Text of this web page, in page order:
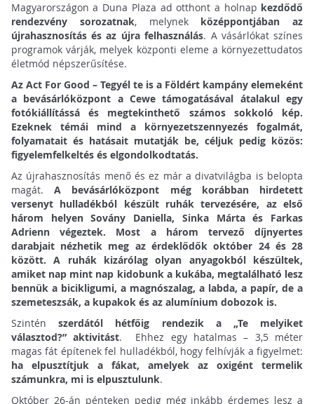
Magyarországon a Duna Plaza ad otthont a holnap kezdődő
rendezvény sorozatnak, melynekközéppontjában az
újrahasznosítás és az újra felhasználás. A vásárlókat színes
programok várják, melyek központi eleme a környezettudatos
életmód népszerűsítése.
Az Act For Good – Tegyél te is a Földért kampány elemeként
a bevásárlóközpont a Cewe támogatásával átalakul egy
fotókiállítássá és megtekinthető számos sokkoló kép.
Ezeknek témái mind a környezetszennyezés fogalmát,
folyamatait és hatásait mutatják be, céljuk pedig közös:
figyelemfelkeltés és elgondolkodtatás.
Az újrahasznosítás menő és ez már a divatvilágba is belopta
magát.A bevásárlóközpont még korábban hirdetett
versenyt hulladékból készült ruhák tervezésére, az első
három helyen Sovány Daniella, Sinka Márta és Farkas
Adrienn végeztek. Most a három tervező díjnyertes
darabjait nézhetik meg az érdeklődők október 24 és 28
között. A ruhák kizárólag olyan anyagokból készültek,
amiket nap mint nap kidobunk a kukába, megtalálható lesz
bennük a bicikligumi, a magnószalag, a labda, a papír, de a
szemeteszsák, a kupakok és az alumínium dobozok is.
Szintén szerdától hétfőig rendezik a „Te melyiket
választod?” aktivitást. Ehhez egy hatalmas – 3,5 méter
magas fát építenek fel hulladékból, hogy felhívják a figyelmet:
ha elpusztítjuk a fákat, amelyek az oxigént termelik
számunkra, mi is elpusztulunk.
Október 26-án pénteken pedig még inkább érdemes lesz a